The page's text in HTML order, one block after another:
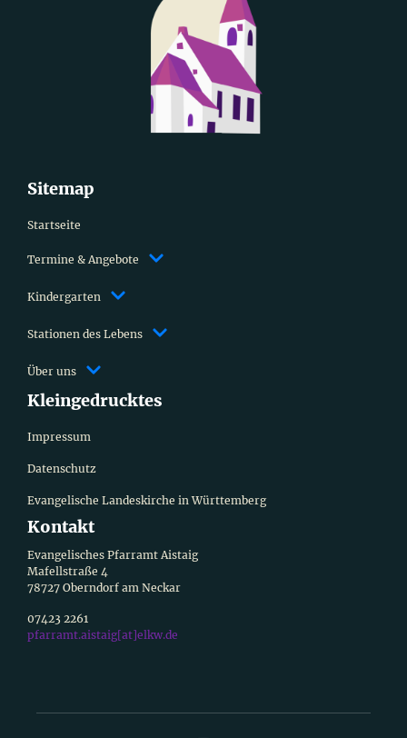
Sitemap
Startseite
Termine & Angebote
Kindergarten
Stationen des Lebens
Über uns
Kleingedrucktes
Impressum
Datenschutz
Evangelische Landeskirche in Württemberg
Kontakt
Evangelisches Pfarramt Aistaig
Mafellstraße 4
78727 Oberndorf am Neckar
07423 2261
pfarramt.aistaig[at]elkw.de